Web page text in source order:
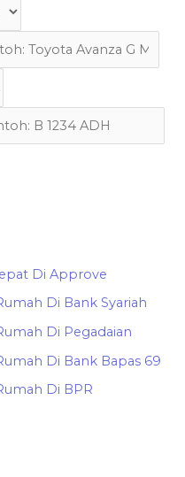
Di Approve
Di Bank Syariah
Di Pegadaian
Di Bank Bapas 69
Di BPR